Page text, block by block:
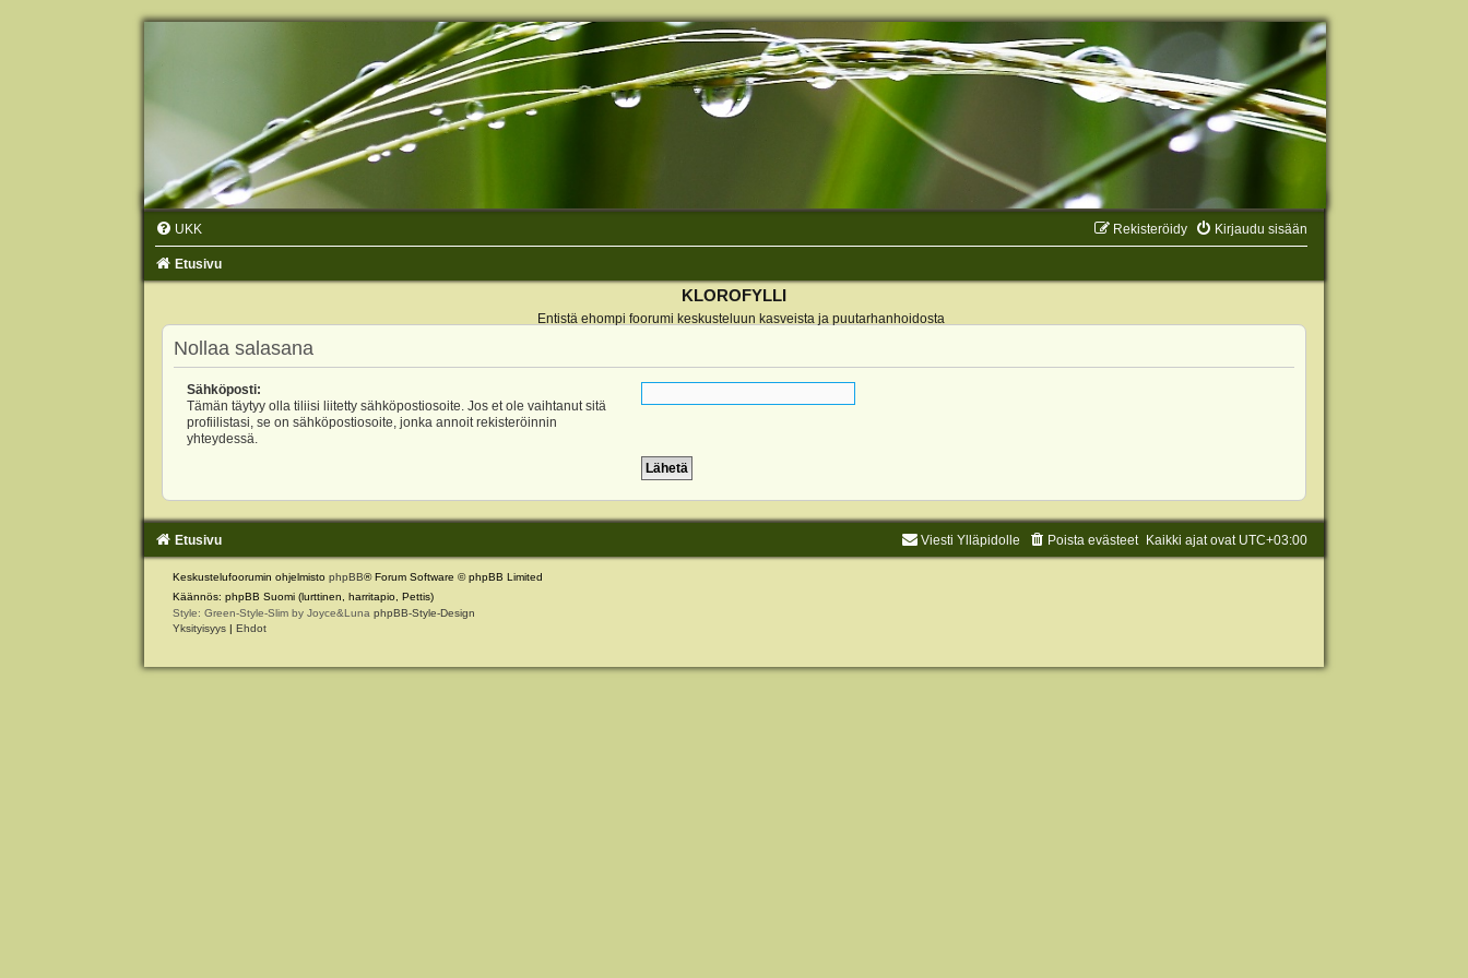
UKK Kirjaudu sisään
Rekisteröidy
Etusivu
KLOROFYLLI
Entistä ehompi foorumi keskusteluun kasveista ja puutarhanhoidosta
Nollaa salasana
Sähköposti:
Tämän täytyy olla tiliisi liitetty sähköpostiosoite. Jos et ole vaihtanut sitä
profiilistasi, se on sähköpostiosoite, jonka annoit rekisteröinnin
yhteydessä.
Etusivu Kaikki ajat ovat UTC+03:00
Poista evästeet
Viesti Ylläpidolle
Keskustelufoorumin ohjelmisto phpBB® Forum Software © phpBB Limited
Käännös: phpBB Suomi (lurttinen, harritapio, Pettis)
Style: Green-Style-Slim by Joyce&Luna phpBB-Style-Design
Yksityisyys | Ehdot